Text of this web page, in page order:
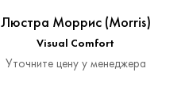
Люстра Моррис (Morris)
Visual Comfort
Уточните цену у менеджера